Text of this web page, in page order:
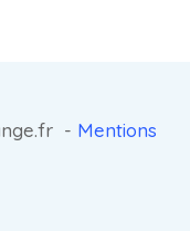
- Mentions